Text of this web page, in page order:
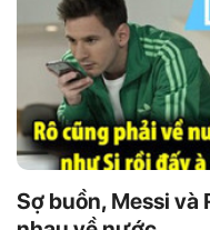
Sợ buồn, Messi và